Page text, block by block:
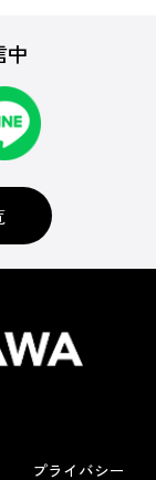
中
プライバシー